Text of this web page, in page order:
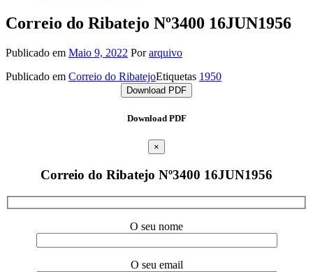
Correio do Ribatejo Nº3400 16JUN1956
Publicado em Maio 9, 2022 Porarquivo
Publicado em Correio do RibatejoEtiquetas 1950
Download PDF
Download PDF
×
Correio do Ribatejo Nº3400 16JUN1956
O seu nome
O seu email